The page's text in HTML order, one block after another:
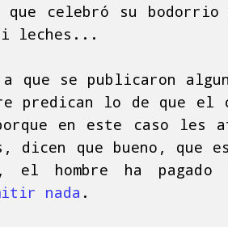
celebró su bodorrio
leches...
a que se publicaron
predican lo de que
en este caso les
dicen que bueno,
el hombre ha
nada .